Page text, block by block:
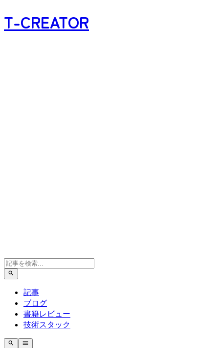
T-CREATOR
記事
ブログ
書籍レビュー
技術スタック